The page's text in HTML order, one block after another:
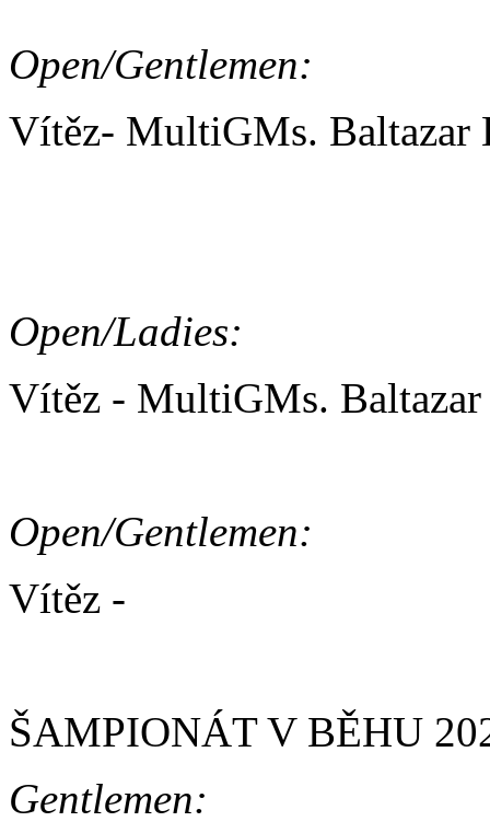
Open/Gentlemen:
Vítěz- MultiGMs. Baltazar
Open/Ladies:
Vítěz - MultiGMs.
Open/Gentlemen:
Vítěz -
ŠAMPIONÁT V BĚHU
Gentlemen: